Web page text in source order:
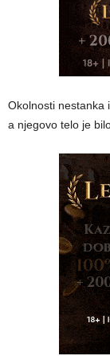
Okolnosti nestanka
a njegovo telo je